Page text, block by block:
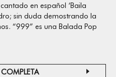
en español ‘Baila
sin duda demostrando la
“999” es una Balada Pop